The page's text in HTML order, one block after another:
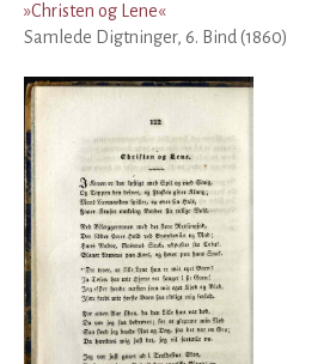
»Christen og Lene«
Samlede Digtninger, 6. Bind (1860)